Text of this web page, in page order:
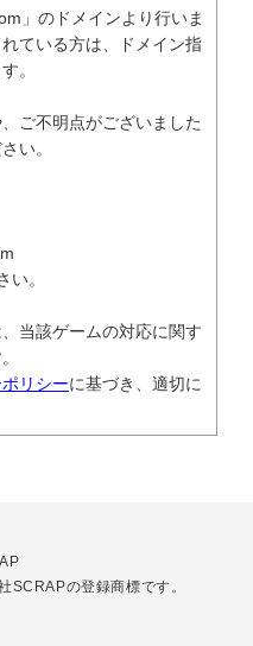
」のドメインより行いま
ている方は、ドメイン指
。
ご不明点がございました
い。
。
当該ゲームの対応に関す
リシーに基づき、適切に
SCRAPの登録商標です。